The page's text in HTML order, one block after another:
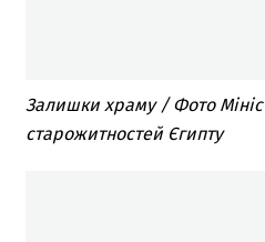
Залишки храму / Фото
старожитностей Єгипту